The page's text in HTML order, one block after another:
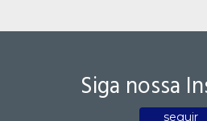
Siga nossa
seguir